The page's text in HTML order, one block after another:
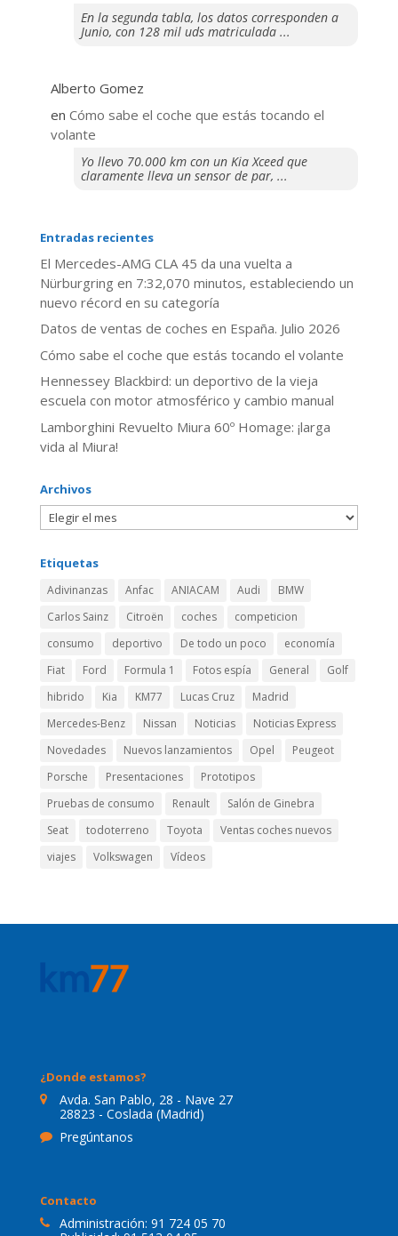
En la segunda tabla, los datos corresponden a
Junio, con 128 mil uds matriculada ...
Alberto Gomez
en ​Cómo sabe el coche que estás tocando el
volante
Yo llevo 70.000 km con un Kia Xceed que
claramente lleva un sensor de par, ...
Entradas recientes
El Mercedes-AMG CLA 45 da una vuelta a
Nürburgring en 7:32,070 minutos, estableciendo un
nuevo récord en su categoría
Datos de ventas de coches en España. Julio 2026
​Cómo sabe el coche que estás tocando el volante
Hennessey Blackbird: un deportivo de la vieja
escuela con motor atmosférico y cambio manual
Lamborghini Revuelto Miura 60º Homage: ¡larga
vida al Miura!
Archivos
Etiquetas
Adivinanzas Anfac ANIACAM Audi
BMW
Carlos Sainz
Citroën coches
competicion
consumo
deportivo De todo un poco
economía
Fiat
Ford Formula 1 Fotos espía General
Golf
hibrido
Kia KM77 Lucas Cruz
Madrid
Mercedes-Benz
Nissan Noticias
Noticias Express
Novedades
Nuevos lanzamientos Opel
Peugeot
Porsche
Presentaciones
Prototipos
Pruebas de consumo
Renault
Salón de Ginebra
Seat
todoterreno Toyota
Ventas coches nuevos
viajes
Volkswagen Vídeos
¿Donde estamos?
Avda. San Pablo, 28 - Nave 27
28823 - Coslada (Madrid)
Pregúntanos
Contacto
Administración: 91 724 05 70